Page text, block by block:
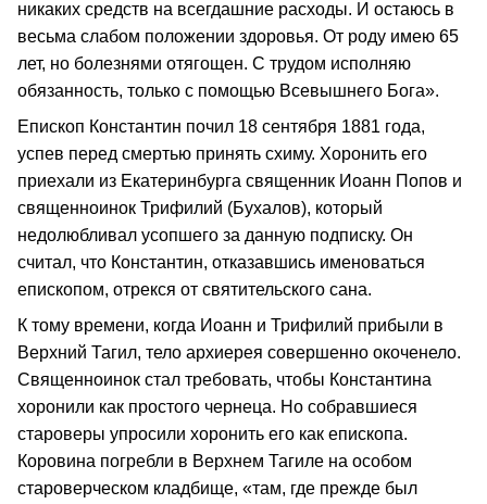
никаких средств на всегдашние расходы. И остаюсь в
весьма слабом положении здоровья. От роду имею 65
лет, но болезнями отягощен. С трудом исполняю
обязанность, только с помощью Всевышнего Бога».
Епископ Константин почил 18 сентября 1881 года,
успев перед смертью принять схиму. Хоронить его
приехали из Екатеринбурга священник Иоанн Попов и
священноинок Трифилий (Бухалов), который
недолюбливал усопшего за данную подписку. Он
считал, что Константин, отказавшись именоваться
епископом, отрекся от святительского сана.
К тому времени, когда Иоанн и Трифилий прибыли в
Верхний Тагил, тело архиерея совершенно окоченело.
Священноинок стал требовать, чтобы Константина
хоронили как простого чернеца. Но собравшиеся
староверы упросили хоронить его как епископа.
Коровина погребли в Верхнем Тагиле на особом
староверческом кладбище, «там, где прежде был